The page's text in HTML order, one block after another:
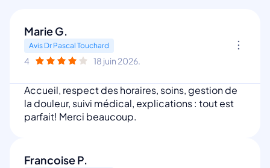
Marie G.
Avis Dr Pascal Touchard
4 18 juin 2026.
Accueil, respect des horaires, soins, gestion de
la douleur, suivi médical, explications : tout est
parfait! Merci beaucoup.
Francoise P.